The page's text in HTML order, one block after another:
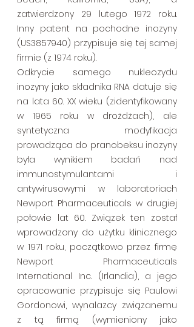
zatwierdzony 29 lutego 1972 roku.
Inny patent na pochodne inozyny
(US3857940) przypisuje się tej samej
firmie (z 1974 roku).
Odkrycie samego nukleozydu
inozyny jako składnika RNA datuje się
na lata 60. XX wieku (zidentyfikowany
w 1965 roku w drożdżach), ale
syntetyczna modyfikacja
prowadząca do pranobeksu inozyny
była wynikiem badań nad
immunostymulantami i
antywirusowymi w laboratoriach
Newport Pharmaceuticals w drugiej
połowie lat 60. Związek ten został
wprowadzony do użytku klinicznego
w 1971 roku, początkowo przez firmę
Newport Pharmaceuticals
International Inc. (Irlandia), a jego
opracowanie przypisuje się Paulowi
Gordonowi, wynalazcy związanemu
z tą firmą (wymieniony jako